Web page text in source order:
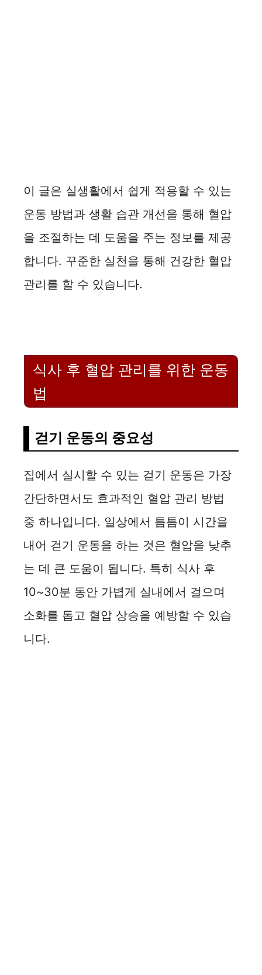
이 글은 실생활에서 쉽게 적용할 수 있는
운동 방법과 생활 습관 개선을 통해 혈압
을 조절하는 데 도움을 주는 정보를 제공
합니다. 꾸준한 실천을 통해 건강한 혈압
관리를 할 수 있습니다.
식사 후 혈압 관리를 위한 운동
법
걷기 운동의 중요성
집에서 실시할 수 있는 걷기 운동은 가장
간단하면서도 효과적인 혈압 관리 방법
중 하나입니다. 일상에서 틈틈이 시간을
내어 걷기 운동을 하는 것은 혈압을 낮추
는 데 큰 도움이 됩니다. 특히 식사 후
10~30분 동안 가볍게 실내에서 걸으며
소화를 돕고 혈압 상승을 예방할 수 있습
니다.